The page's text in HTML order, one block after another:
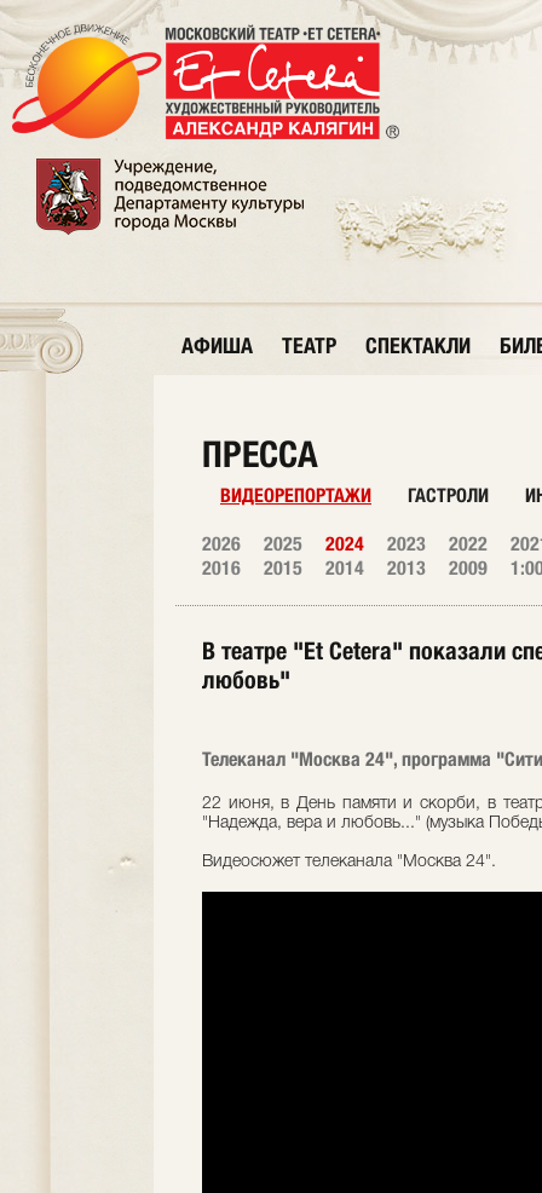
АФИША ТЕАТР СПЕКТАКЛИ
ПРЕССА
ВИДЕОРЕПОРТАЖИ ГАСТРОЛИ
2026 2025 2024 2023 2022
2016
2015 2014 2013 2009
В театре "Et Cetera" показали
любовь"
Телеканал "Москва 24", программа
22 июня, в День памяти и скорби, в
"Надежда, вера и любовь..." (музыка
Видеосюжет телеканала "Москва 24".